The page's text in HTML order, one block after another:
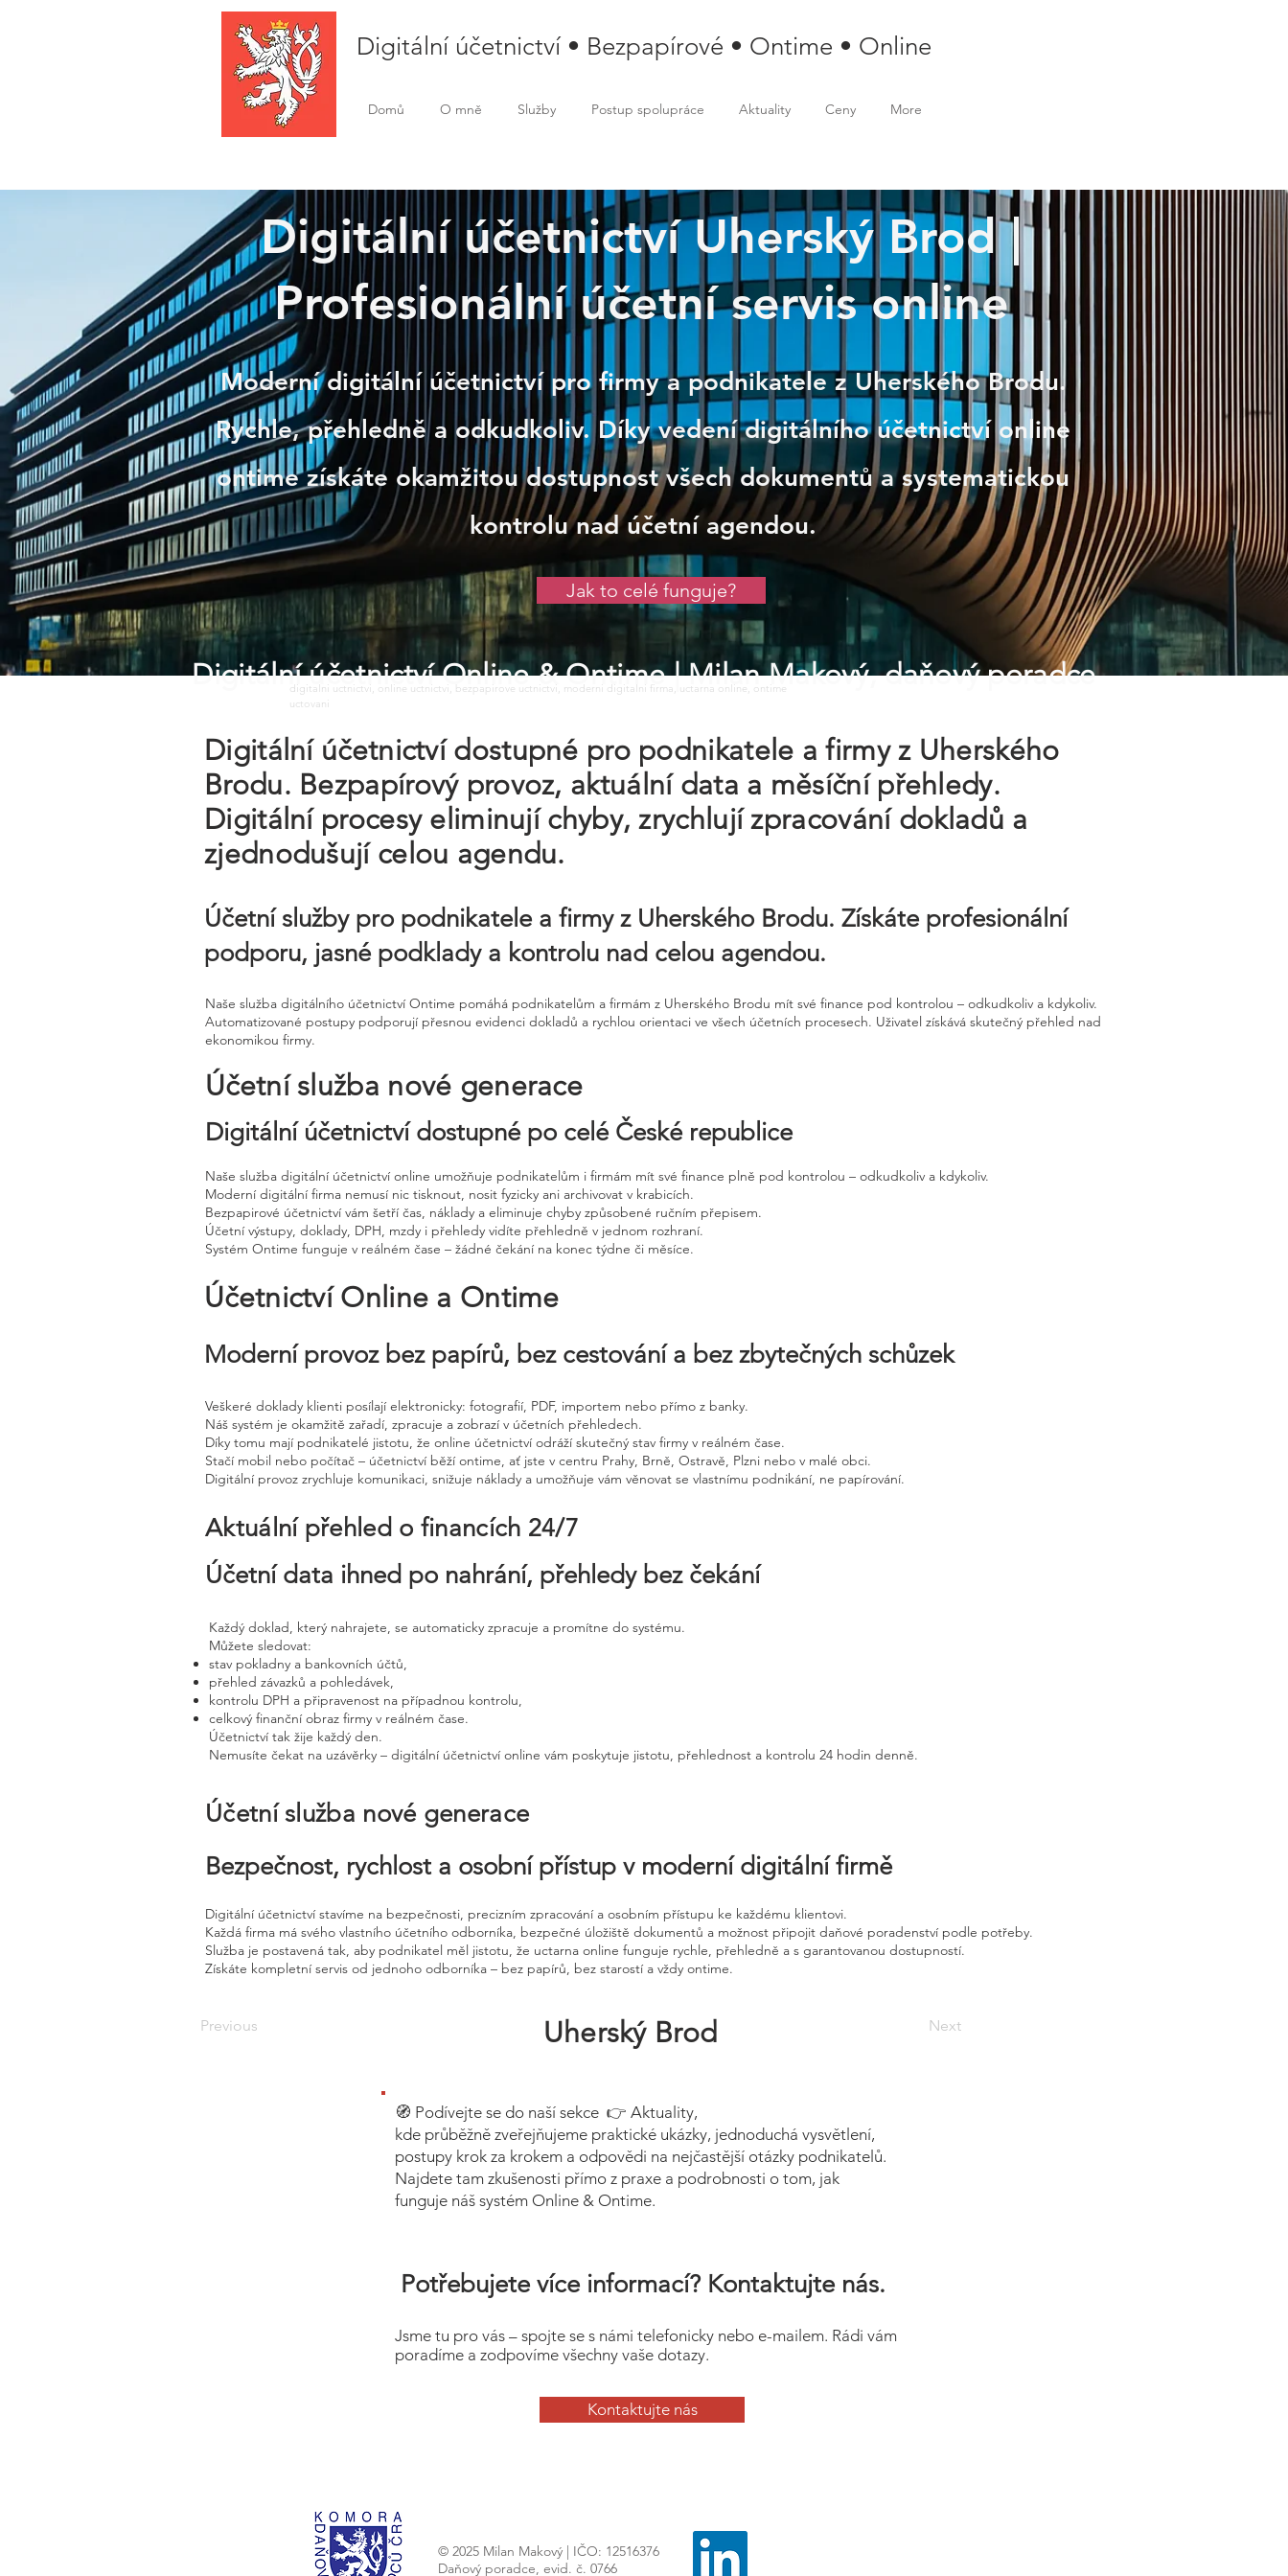
Digitální účetnictví • Bezpapírové • Ontime • Online
Domů O mně Služby Postup spolupráce Aktuality Ceny More
Uherský Brod
Digitální účetnictví Uherský Brod |
Profesionální účetní servis online
Moderní digitální účetnictví pro firmy a podnikatele z Uherského Brodu.
Rychle, přehledně a odkudkoliv. Díky vedení digitálního účetnictví online
ontime získáte okamžitou dostupnost všech dokumentů a systematickou
kontrolu nad účetní agendou.
Jak to celé funguje?
Digitální účetnictví Online & Ontime| Milan Makový, daňový poradce
digitalni uctnictvi, online uctnictvi, bezpapirove uctnictvi, moderni digitalni firma, uctarna online, ontime
uctovani
Digitální účetnictví dostupné pro podnikatele a firmy z Uherského
Brodu. Bezpapírový provoz, aktuální data a měsíční přehledy.
Digitální procesy eliminují chyby, zrychlují zpracování dokladů a
zjednodušují celou agendu.
Účetní služby pro podnikatele a firmy z Uherského Brodu. Získáte profesionální
podporu, jasné podklady a kontrolu nad celou agendou.
Naše služba digitálního účetnictví Ontime pomáhá podnikatelům a firmám z Uherského Brodu mít své finance pod kontrolou – odkudkoliv a kdykoliv.
Automatizované postupy podporují přesnou evidenci dokladů a rychlou orientaci ve všech účetních procesech. Uživatel získává skutečný přehled nad
ekonomikou firmy.
Účetní služba nové generace
Digitální účetnictví dostupné po celé České republice
Naše služba digitální účetnictví online umožňuje podnikatelům i firmám mít své finance plně pod kontrolou – odkudkoliv a kdykoliv.
Moderní digitální firma nemusí nic tisknout, nosit fyzicky ani archivovat v krabicích.
Bezpapirové účetnictví vám šetří čas, náklady a eliminuje chyby způsobené ručním přepisem.
Účetní výstupy, doklady, DPH, mzdy i přehledy vidíte přehledně v jednom rozhraní.
Systém Ontime funguje v reálném čase – žádné čekání na konec týdne či měsíce.
Účetnictví Online a Ontime
Moderní provoz bez papírů, bez cestování a bez zbytečných schůzek
Veškeré doklady klienti posílají elektronicky: fotografií, PDF, importem nebo přímo z banky.
Náš systém je okamžitě zařadí, zpracuje a zobrazí v účetních přehledech.
Díky tomu mají podnikatelé jistotu, že online účetnictví odráží skutečný stav firmy v reálném čase.
Stačí mobil nebo počítač – účetnictví běží ontime, ať jste v centru Prahy, Brně, Ostravě, Plzni nebo v malé obci.
Digitální provoz zrychluje komunikaci, snižuje náklady a umožňuje vám věnovat se vlastnímu podnikání, ne papírování.
Aktuální přehled o financích 24/7
Účetní data ihned po nahrání, přehledy bez čekání
Každý doklad, který nahrajete, se automaticky zpracuje a promítne do systému.
Můžete sledovat:
stav pokladny a bankovních účtů,
přehled závazků a pohledávek,
kontrolu DPH a připravenost na případnou kontrolu,
celkový finanční obraz firmy v reálném čase.
Účetnictví tak žije každý den.
Nemusíte čekat na uzávěrky – digitální účetnictví online vám poskytuje jistotu, přehlednost a kontrolu 24 hodin denně.
Účetní služba nové generace
Bezpečnost, rychlost a osobní přístup v moderní digitální firmě
Digitální účetnictví stavíme na bezpečnosti, precizním zpracování a osobním přístupu ke každému klientovi.
Každá firma má svého vlastního účetního odborníka, bezpečné úložiště dokumentů a možnost připojit daňové poradenství podle potřeby.
Služba je postavená tak, aby podnikatel měl jistotu, že uctarna online funguje rychle, přehledně a s garantovanou dostupností.
Získáte kompletní servis od jednoho odborníka – bez papírů, bez starostí a vždy ontime.
Previous Next
Uherský Brod
🧭 Podívejte se do naší sekce 👉 Aktuality,
kde průběžně zveřejňujeme praktické ukázky, jednoduchá vysvětlení,
postupy krok za krokem a odpovědi na nejčastější otázky podnikatelů.
Najdete tam zkušenosti přímo z praxe a podrobnosti o tom, jak
funguje náš systém Online & Ontime.
Potřebujete více informací? Kontaktujte nás.
Jsme tu pro vás – spojte se s námi telefonicky nebo e-mailem. Rádi vám
poradíme a zodpovíme všechny vaše dotazy.
Kontaktujte nás
© 2025 Milan Makový | IČO: 12516376
Daňový poradce, evid. č. 0766